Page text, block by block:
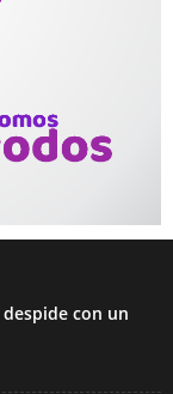
con un